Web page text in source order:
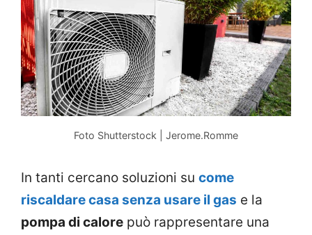
Foto Shutterstock | Jerome.Romme
In tanti cercano soluzioni su come
riscaldare casa senza usare il gas e la
pompa di calore può rappresentare una